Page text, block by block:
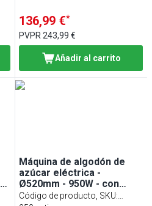
136,99 €*
PVPR243,99 €
Añadir al carrito
Máquina de algodón de
azúcar eléctrica -
Ø520mm - 950W - con
cúpula protectora
Código de producto, SKU: